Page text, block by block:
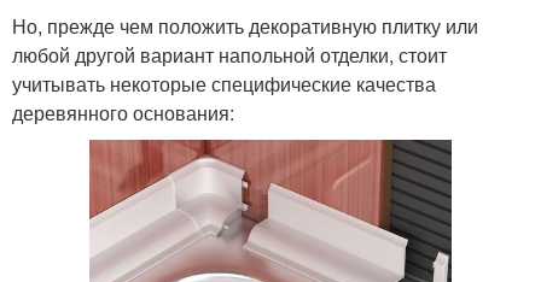
Но, прежде чем положить декоративную плитку или
любой другой вариант напольной отделки, стоит
учитывать некоторые специфические качества
деревянного основания: